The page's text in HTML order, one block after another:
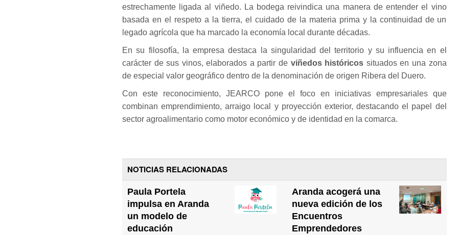
estrechamente ligada al viñedo. La bodega reivindica una manera de entender el vino
basada en el respeto a la tierra, el cuidado de la materia prima y la continuidad de un
legado agrícola que ha marcado la economía local durante décadas.
En su filosofía, la empresa destaca la singularidad del territorio y su influencia en el
carácter de sus vinos, elaborados a partir de viñedos históricos situados en una zona
de especial valor geográfico dentro de la denominación de origen Ribera del Duero.
Con este reconocimiento, JEARCO pone el foco en iniciativas empresariales que
combinan emprendimiento, arraigo local y proyección exterior, destacando el papel del
sector agroalimentario como motor económico y de identidad en la comarca.
NOTICIAS RELACIONADAS
Paula Portela
impulsa en Aranda
un modelo de
educación
Aranda acogerá una
nueva edición de los
Encuentros
Emprendedores